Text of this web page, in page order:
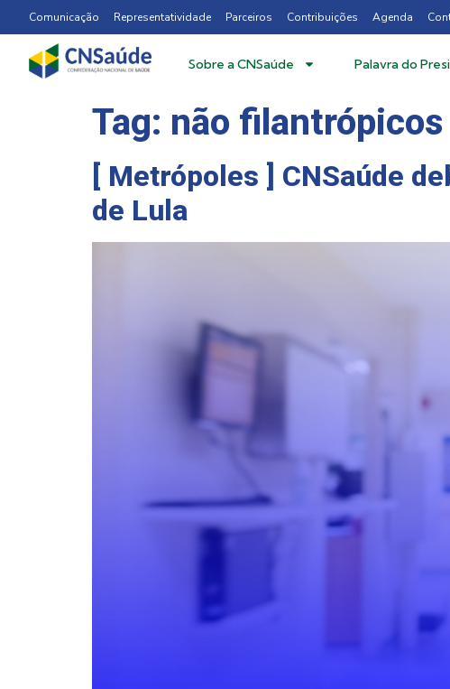
Comunicação Representatividade Parceiros Contribuições Agenda
Sobre a CNSaúde Palavra do
Tag: não filantrópicos
[ Metrópoles ] CNSaúde
de Lula